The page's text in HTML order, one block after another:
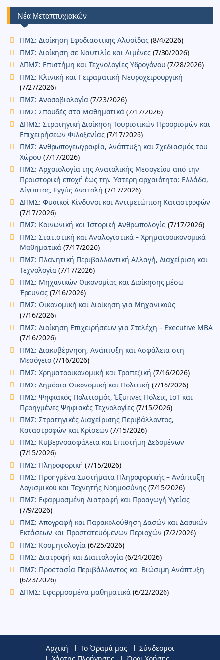
ε
Νέα Μεταπτυχιακών
ΠΜΣ: Διοίκηση Εφοδιαστικής Αλυσίδας (8/4/2026)
ΠΜΣ: Διοίκηση σε Ναυτιλία και Λιμένες (7/30/2026)
ΔΠΜΣ: Επιστήμη και Τεχνολογίες Υδρογόνου (7/28/2026)
ΠΜΣ: Κλινική και Πειραματική Νευροχειρουργική
(7/27/2026)
ΠΜΣ: Ανοσοβιολογία (7/23/2026)
ΠΜΣ: Σπουδές στα Μαθηματικά (7/17/2026)
ΔΠΜΣ: Στρατηγική Διοίκηση Τουριστικών Προορισμών και
Επιχειρήσεων Φιλοξενίας (7/17/2026)
ΠΜΣ: Ανθρωπογεωγραφία, Ανάπτυξη και Σχεδιασμός του
Χώρου (7/17/2026)
ΠΜΣ: Αρχαιολογία της Ανατολικής Μεσογείου από την
Προϊστορική εποχή έως την Ύστερη αρχαιότητα: Ελλάδα,
Αίγυπτος, Εγγύς Ανατολή (7/17/2026)
ΔΠΜΣ: Φυσικοί Κίνδυνοι και Αντιμετώπιση Καταστροφών
(7/17/2026)
ΠΜΣ: Κοινωνική και Ιστορική Ανθρωπολογία (7/17/2026)
ΠΜΣ: Στατιστική και Αναλογιστικά – Χρηματοοικονομικά
Μαθηματικά (7/17/2026)
ΠΜΣ: Πλανητική Περιβαλλοντική Αλλαγή, Διαχείριση και
Τεχνολογία (7/17/2026)
ΠΜΣ: Μηχανικών Οικονομίας και Διοίκησης μέσω
Έρευνας (7/16/2026)
ΠΜΣ: Οικονομική και Διοίκηση για Μηχανικούς
(7/16/2026)
ΠΜΣ: Διοίκηση Επιχειρήσεων για Στελέχη – Executive MBA
(7/16/2026)
ΠΜΣ: Διακυβέρνηση, Ανάπτυξη και Ασφάλεια στη
Μεσόγειο (7/16/2026)
ΠΜΣ: Χρηματοοικονομική και Τραπεζική (7/16/2026)
ΠΜΣ: Δημόσια Οικονομική και Πολιτική (7/16/2026)
ΠΜΣ: Ψηφιακός Πολιτισμός, Έξυπνες Πόλεις, IoT και
Προηγμένες Ψηφιακές Τεχνολογίες (7/15/2026)
ΠΜΣ: Στρατηγικές Διαχείρισης Περιβάλλοντος,
Καταστροφών και Κρίσεων (7/15/2026)
ΠΜΣ: Κυβερνοασφάλεια και Επιστήμη Δεδομένων
(7/15/2026)
ΠΜΣ: Πληροφορική (7/15/2026)
ΠΜΣ: Προηγμένα Συστήματα Πληροφορικής – Ανάπτυξη
Λογισμικού και Τεχνητής Νοημοσύνης (7/15/2026)
ΠΜΣ: Εφαρμοσμένη Διατροφή και Προαγωγή Υγείας
(7/9/2026)
ΠΜΣ: Απογραφή και Παρακολούθηση Δασών και Δασικών
Εκτάσεων και Προστατευόμενων Περιοχών (7/2/2026)
ΠΜΣ: Κοσμητολογία (6/25/2026)
ΠΜΣ: Διατροφή και Διαιτολογία (6/24/2026)
ΠΜΣ: Προστασία Περιβάλλοντος και Βιώσιμη Ανάπτυξη
(6/23/2026)
ΔΠΜΣ: Εφαρμοσμένα μαθηματικά (6/22/2026)
Αρχική Το Όραμά μας
Σύνδεσμοι